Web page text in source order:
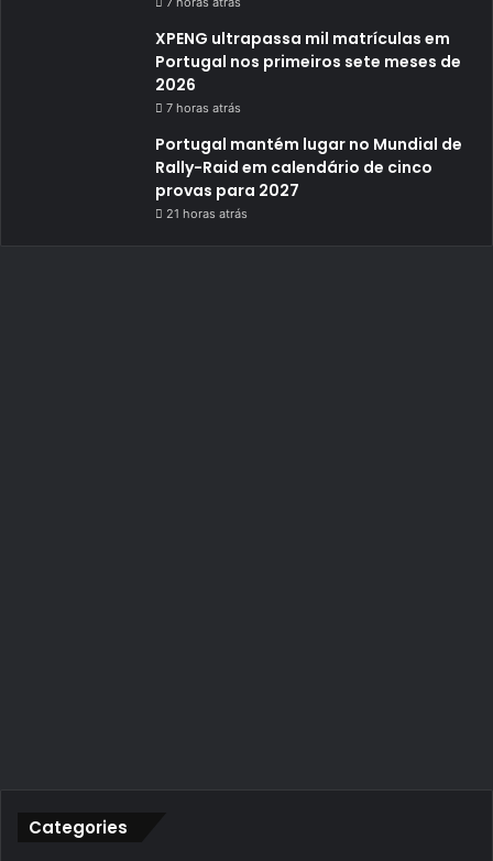
XPENG ultrapassa mil matrículas em
Portugal nos primeiros sete meses de
2026
7 horas atrás
Portugal mantém lugar no Mundial de
Rally-Raid em calendário de cinco
provas para 2027
21 horas atrás
Categories